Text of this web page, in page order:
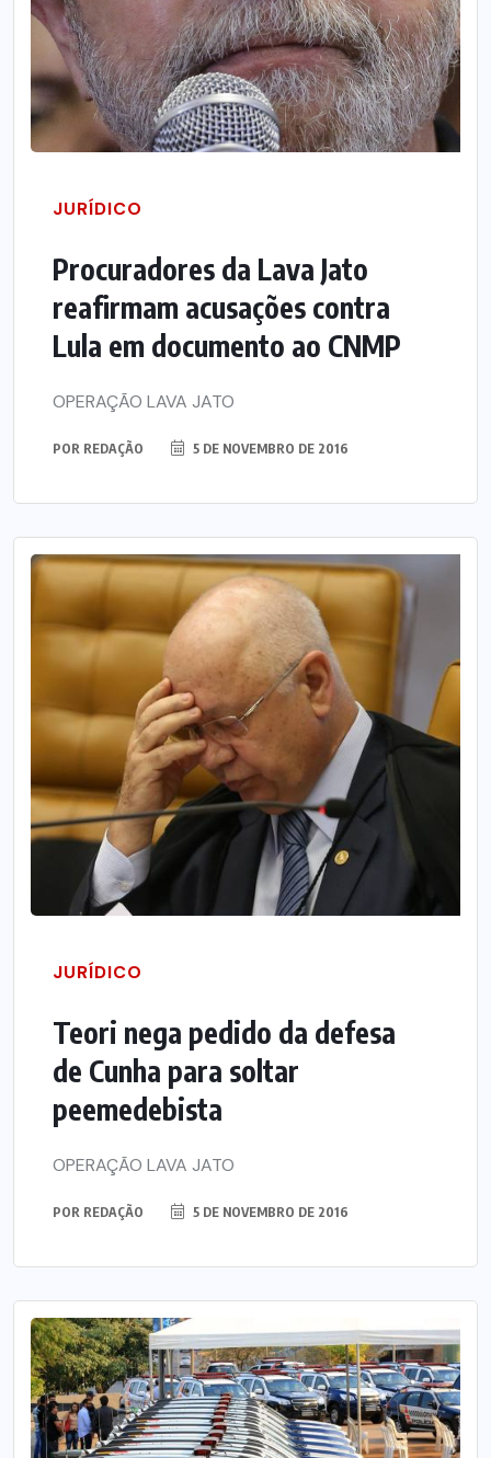
JURÍDICO
Procuradores da Lava Jato
reafirmam acusações contra
Lula em documento ao CNMP
OPERAÇÃO LAVA JATO
POR REDAÇÃO 5 DE NOVEMBRO DE 2016
JURÍDICO
Teori nega pedido da defesa
de Cunha para soltar
peemedebista
OPERAÇÃO LAVA JATO
POR REDAÇÃO 5 DE NOVEMBRO DE 2016